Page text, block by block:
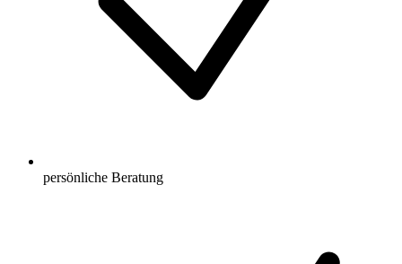
persönliche Beratung